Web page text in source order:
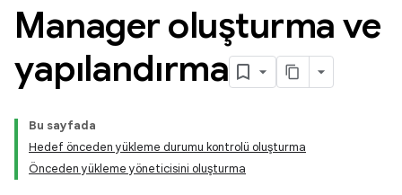
Manager oluşturma ve
yapılandırma
Bu sayfada
Hedef önceden yükleme durumu kontrolü oluşturma
Önceden yükleme yöneticisini oluşturma